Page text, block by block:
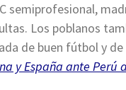
semiprofesional,
Los poblanos
de buen fútbol y
y España ante Perú